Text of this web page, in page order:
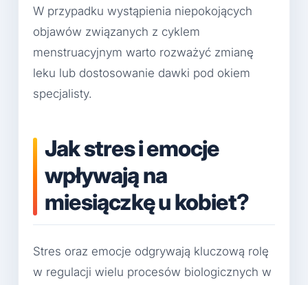
W przypadku wystąpienia niepokojących
objawów związanych z cyklem
menstruacyjnym warto rozważyć zmianę
leku lub dostosowanie dawki pod okiem
specjalisty.
Jak stres i emocje
wpływają na
miesiączkę u kobiet?
Stres oraz emocje odgrywają kluczową rolę
w regulacji wielu procesów biologicznych w